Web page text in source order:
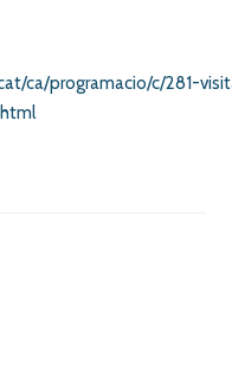
ca/programacio/c/281-